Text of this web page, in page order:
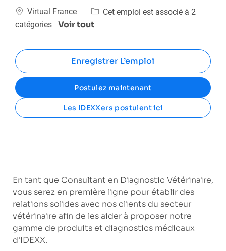
Emplacement
Virtual France
Cet emploi est associé à 2
catégories
Voir tout
Enregistrer L’emploi
Postulez maintenant
Les IDEXXers postulent ici
En tant que Consultant en Diagnostic Vétérinaire,
vous serez en première ligne pour établir des
relations solides avec nos clients du secteur
vétérinaire afin de les aider à proposer notre
gamme de produits et diagnostics médicaux
d'IDEXX.